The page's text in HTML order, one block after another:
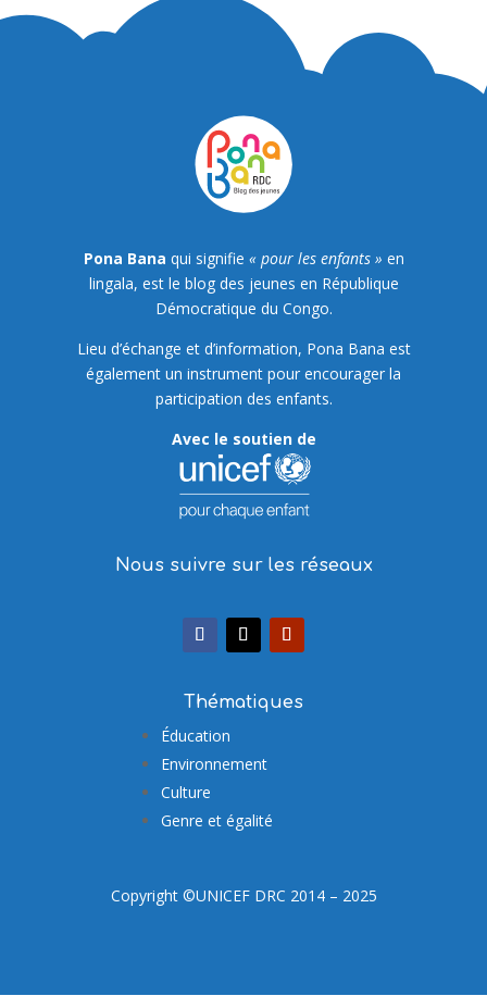
Pona Bana qui signifie « pour les enfants » en
lingala, est le blog des jeunes en République
Démocratique du Congo.
Lieu d’échange et d’information, Pona Bana est
également un instrument pour encourager la
participation des enfants.
Avec le soutien de
Nous suivre sur les réseaux
Thématiques
Éducation
Environnement
Culture
Genre et égalité
Copyright ©UNICEF DRC 2014 – 2025